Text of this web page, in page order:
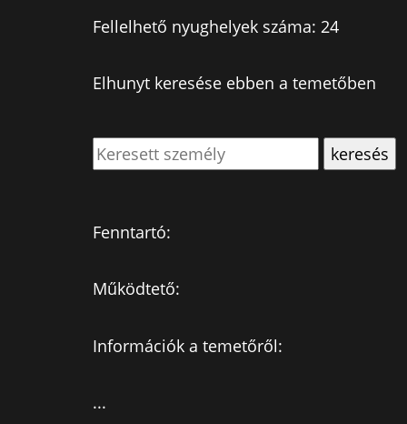
Fellelhető nyughelyek száma: 24
Elhunyt keresése ebben a temetőben
Fenntartó:
Működtető:
Információk a temetőről:
...